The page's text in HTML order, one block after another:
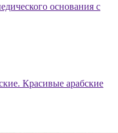
основания с
Красивые арабские